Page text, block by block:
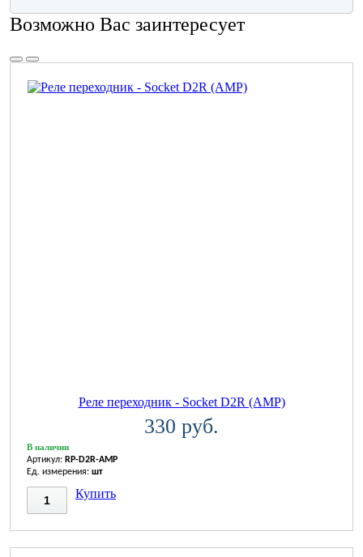
Возможно Вас заинтересует
Реле переходник - Socket D2R (AMP)
330 руб.
В наличии
Артикул: RP-D2R-AMP
Ед. измерения: шт
Купить